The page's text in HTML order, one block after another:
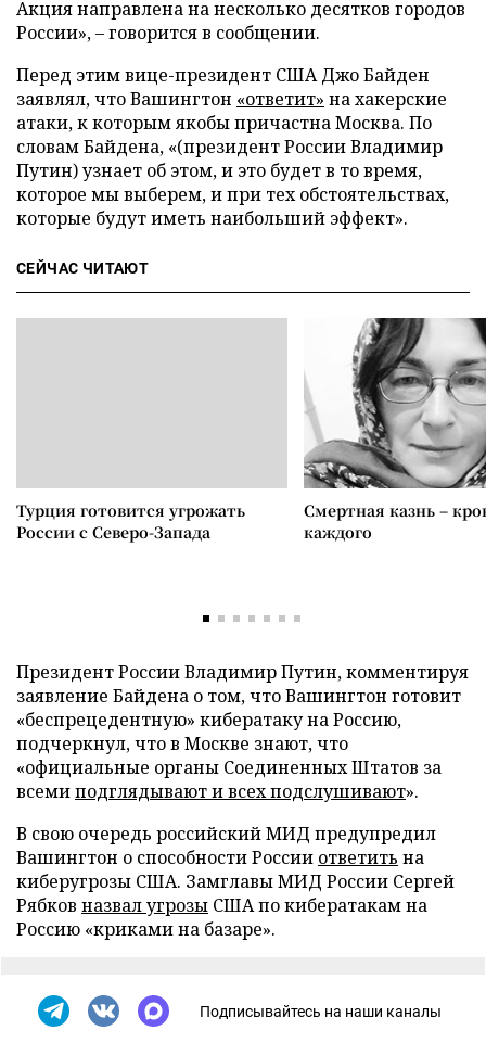
Акция направлена на несколько десятков городов
России», – говорится в сообщении.
Перед этим вице-президент США Джо Байден
заявлял, что Вашингтон «ответит» на хакерские
атаки, к которым якобы причастна Москва. По
словам Байдена, «(президент России Владимир
Путин) узнает об этом, и это будет в то время,
которое мы выберем, и при тех обстоятельствах,
которые будут иметь наибольший эффект».
СЕЙЧАС ЧИТАЮТ
Турция готовится угрожать
России с Северо-Запада
Смертная казнь –
каждого
Президент России Владимир Путин, комментируя
заявление Байдена о том, что Вашингтон готовит
«беспрецедентную» кибератаку на Россию,
подчеркнул, что в Москве знают, что
«официальные органы Соединенных Штатов за
всемиподглядывают и всех подслушивают».
В свою очередь российский МИД предупредил
Вашингтон о способности России ответить на
киберугрозы США. Замглавы МИД России Сергей
Рябков назвал угрозы США по кибератакам на
Россию «криками на базаре».
Подписывайтесь на наши каналы